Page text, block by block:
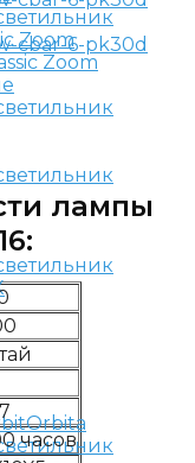
Zoom
Orbita
лампы
часов